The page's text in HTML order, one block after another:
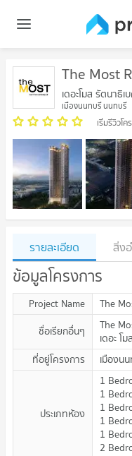
The Most
เดอะโมส รัตนาธิเ
เมืองนนทบุรี นนทบุรี
เริ่มรีวิวโ
รายละเอียด สิ่ง
ข้อมูลโครงการ
Project Name
The
ชื่อเรียกอื่นๆ
The
เดอะ โ
ที่อยู่โครงการ
เมืองน
ประเภทห้อง
1
1
1
1
1
2